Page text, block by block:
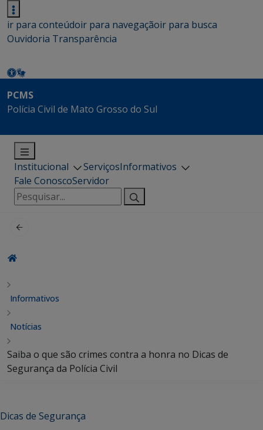
ir para conteúdoir para navegaçãoir para busca
Ouvidoria Transparência
PCMS
Polícia Civil de Mato Grosso do Sul
Institucional ServiçosInformativos
Fale ConoscoServidor
Pesquisar
por:
Informativos
Notícias
Saiba o que são crimes contra a honra no Dicas de
Segurança da Polícia Civil
Dicas de Segurança